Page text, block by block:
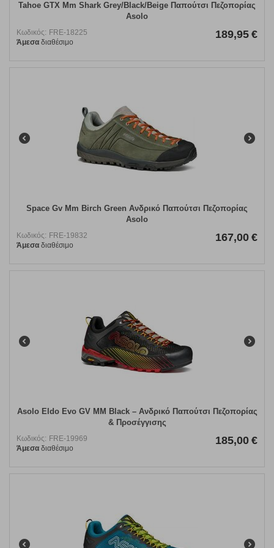
Tahoe GTX Mm Shark Grey/Black/Beige Παπούτσι Πεζοπορίας
Asolo
Κωδικός: FRE-18225
Άμεσα διαθέσιμο
189,95 €
Space Gv Mm Birch Green Ανδρικό Παπούτσι Πεζοπορίας
Asolo
Κωδικός: FRE-19832
Άμεσα διαθέσιμο
167,00 €
Asolo Eldo Evo GV MM Black – Ανδρικό Παπούτσι Πεζοπορίας
& Προσέγγισης
Κωδικός: FRE-19969
Άμεσα διαθέσιμο
185,00 €